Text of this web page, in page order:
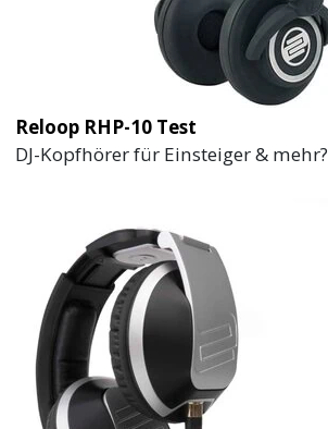
Reloop RHP-10 Test
DJ-Kopfhörer für Einsteiger & mehr?